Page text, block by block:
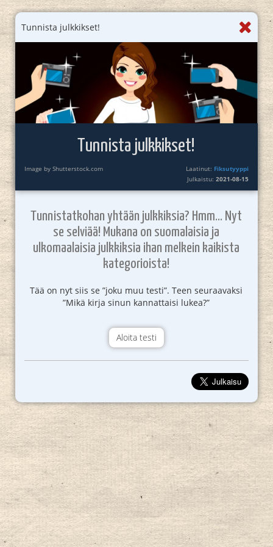
Tunnista julkkikset!
Tunnista julkkikset!
Image by Shutterstock.com Laatinut: Fiksutyyppi
Julkaistu:2021-08-15
Tunnistatkohan yhtään julkkiksia? Hmm… Nyt
se selviää! Mukana on suomalaisia ja
ulkomaalaisia julkkiksia ihan melkein kaikista
kategorioista!
Tää on nyt siis se ”joku muu testi”. Teen seuraavaksi
”Mikä kirja sinun kannattaisi lukea?”
Aloita testi